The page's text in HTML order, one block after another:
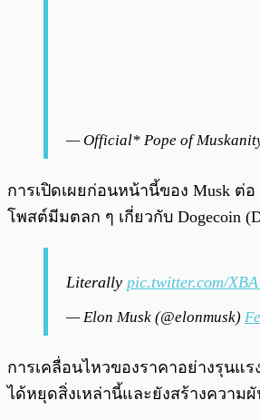
— Official* Pope of
การเปิดเผยก่อนหน้านี้ของ Musk ต่
โพสต์มีมตลก ๆ เกี่ยวกับ Dogecoin
Literally pic.twitter.com/
— Elon Musk (@elonmusk)
การเคลื่อนไหวของราคาอย่างรุนแ
ได้หยุดสิ่งเหล่านี้และยังสร้างความ